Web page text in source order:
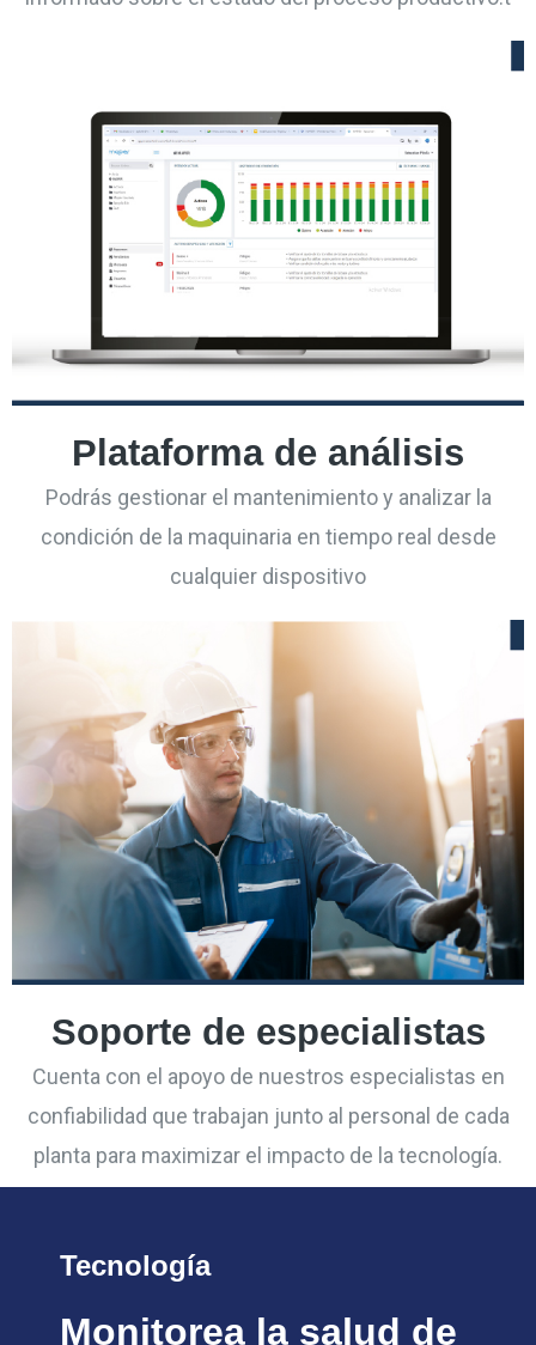
Plataforma de análisis
Podrás gestionar el mantenimiento y analizar la
condición de la maquinaria en tiempo real desde
cualquier dispositivo
Soporte de especialistas
Cuenta con el apoyo de nuestros especialistas en
confiabilidad que trabajan junto al personal de cada
planta para maximizar el impacto de la tecnología.
Tecnología
Monitorea la salud de